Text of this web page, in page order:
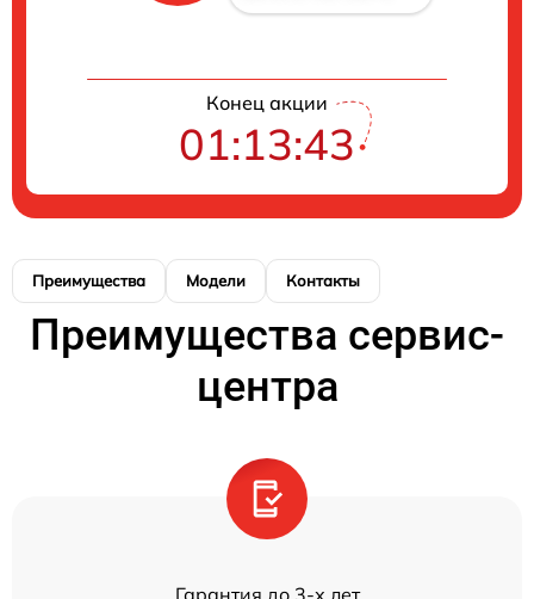
Конец акции
01:13:43
Преимущества Модели Контакты
Преимущества сервис-
центра
Гарантия до 3-х лет